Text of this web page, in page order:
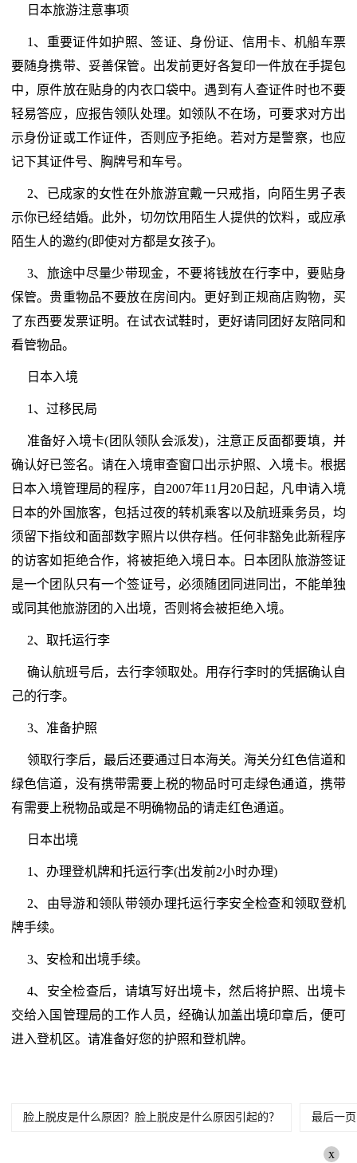
日本旅游注意事项
1、重要证件如护照、签证、身份证、信用卡、机船车票
要随身携带、妥善保管。出发前更好各复印一件放在手提包
中，原件放在贴身的内衣口袋中。遇到有人查证件时也不要
轻易答应，应报告领队处理。如领队不在场，可要求对方出
示身份证或工作证件，否则应予拒绝。若对方是警察，也应
记下其证件号、胸牌号和车号。
2、已成家的女性在外旅游宜戴一只戒指，向陌生男子表
示你已经结婚。此外，切勿饮用陌生人提供的饮料，或应承
陌生人的邀约(即使对方都是女孩子)。
3、旅途中尽量少带现金，不要将钱放在行李中，要贴身
保管。贵重物品不要放在房间内。更好到正规商店购物，买
了东西要发票证明。在试衣试鞋时，更好请同团好友陪同和
看管物品。
日本入境
1、过移民局
准备好入境卡(团队领队会派发)，注意正反面都要填，并
确认好已签名。请在入境审查窗口出示护照、入境卡。根据
日本入境管理局的程序，自2007年11月20日起，凡申请入境
日本的外国旅客，包括过夜的转机乘客以及航班乘务员，均
须留下指纹和面部数字照片以供存档。任何非豁免此新程序
的访客如拒绝合作，将被拒绝入境日本。日本团队旅游签证
是一个团队只有一个签证号，必须随团同进同岀，不能单独
或同其他旅游团的入出境，否则将会被拒绝入境。
2、取托运行李
确认航班号后，去行李领取处。用存行李时的凭据确认自
己的行李。
3、准备护照
领取行李后，最后还要通过日本海关。海关分红色信道和
绿色信道，没有携带需要上税的物品时可走绿色通道，携带
有需要上税物品或是不明确物品的请走红色通道。
日本出境
1、办理登机牌和托运行李(出发前2小时办理)
2、由导游和领队带领办理托运行李安全检查和领取登机
牌手续。
3、安检和出境手续。
4、安全检查后，请填写好出境卡，然后将护照、出境卡
交给入国管理局的工作人员，经确认加盖出境印章后，便可
进入登机区。请准备好您的护照和登机牌。
脸上脱皮是什么原因？脸上脱皮是什么原因引起的？ 最后一页
x